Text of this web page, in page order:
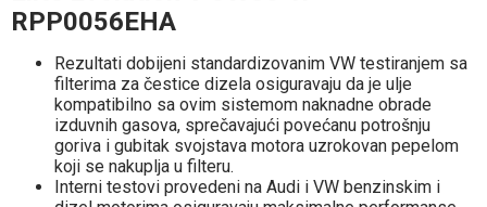
RPP0056EHA
Rezultati dobijeni standardizovanim VW testiranjem sa
filterima za čestice dizela osiguravaju da je ulje
kompatibilno sa ovim sistemom naknadne obrade
izduvnih gasova, sprečavajući povećanu potrošnju
goriva i gubitak svojstava motora uzrokovan pepelom
koji se nakuplja u filteru.
Interni testovi provedeni na Audi i VW benzinskim i